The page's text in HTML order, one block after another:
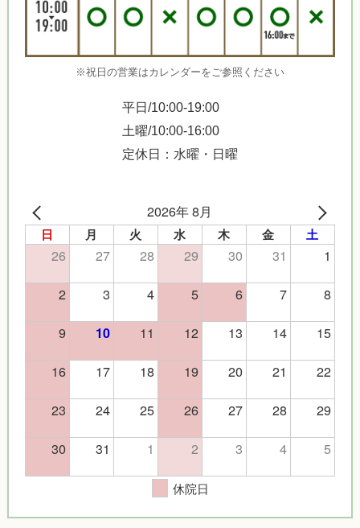
※祝日の営業はカレンダーをご参照ください
平日/10:00-19:00
土曜/10:00-16:00
定休日：水曜・日曜
2026年 8月
日 月 火 水 木 金 土
26 27 28 29 30 31
1
2
3 4 5 6 7
8
9
10 11 12 13 14
15
16
17 18 19 20 21
22
23
24 25 26 27 28
29
30
31 1 2 3 4 5
休院日